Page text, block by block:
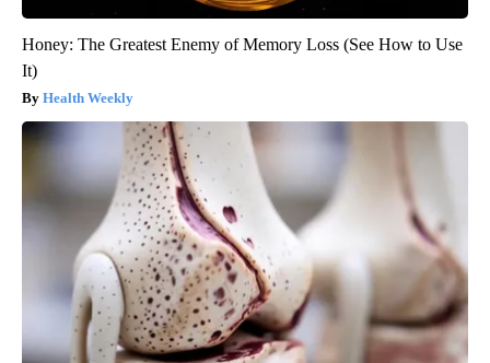
Honey: The Greatest Enemy of Memory Loss (See How to Use
It)
Health Weekly